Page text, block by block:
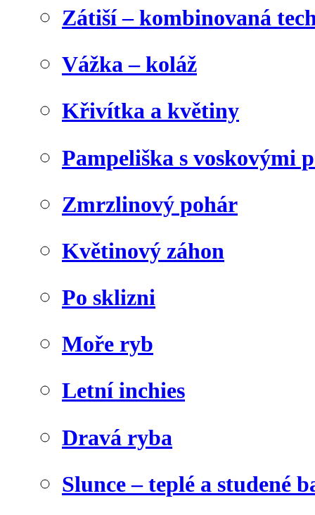
Zátiší – kombinovaná
Vážka – koláž
Křivítka a květiny
Pampeliška s voskovými
Zmrzlinový pohár
Květinový záhon
Po sklizni
Moře ryb
Letní inchies
Dravá ryba
Slunce – teplé a studené